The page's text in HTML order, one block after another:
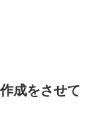
成をさせて